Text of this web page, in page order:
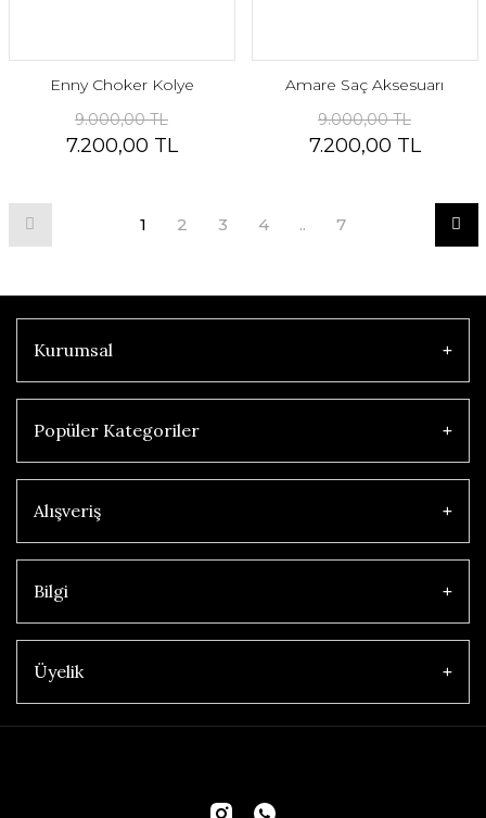
Enny Choker Kolye
9.000,00 TL
7.200,00 TL
Amare Saç Aksesuarı
9.000,00 TL
7.200,00 TL
1 2 3 4 .. 7
Kurumsal
Popüler Kategoriler
Alışveriş
Bilgi
Üyelik